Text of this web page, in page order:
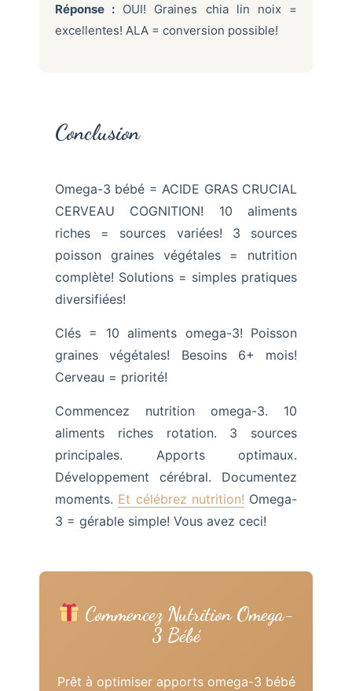
Réponse : OUI! Graines chia lin noix =
excellentes! ALA = conversion possible!
Conclusion
Omega-3 bébé = ACIDE GRAS CRUCIAL
CERVEAU COGNITION! 10 aliments
riches = sources variées! 3 sources
poisson graines végétales = nutrition
complète! Solutions = simples pratiques
diversifiées!
Clés = 10 aliments omega-3! Poisson
graines végétales! Besoins 6+ mois!
Cerveau = priorité!
Commencez nutrition omega-3. 10
aliments riches rotation. 3 sources
principales. Apports optimaux.
Développement cérébral. Documentez
moments. Et célébrez nutrition! Omega-
3 = gérable simple! Vous avez ceci!
Commencez Nutrition Omega-
3 Bébé
Prêt à optimiser apports omega-3 bébé